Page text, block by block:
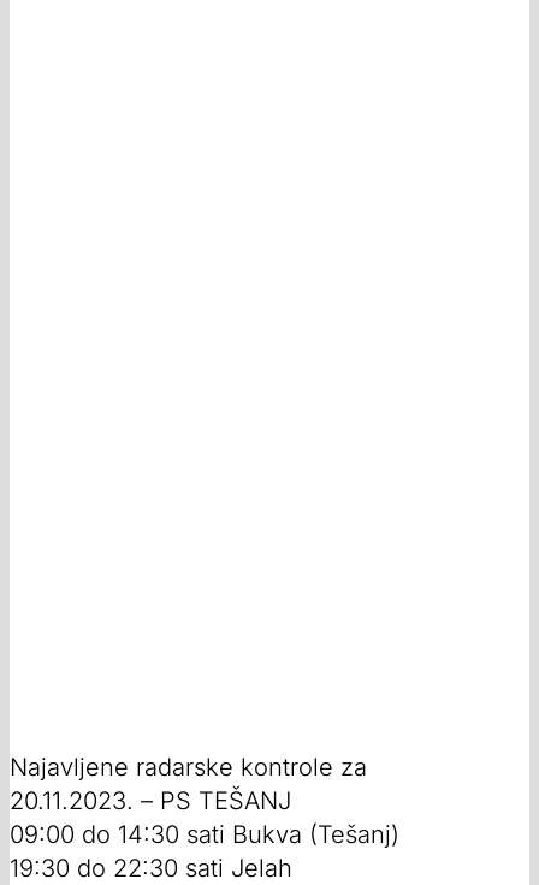
Najavljene radarske kontrole za
20.11.2023. – PS TEŠANJ
09:00 do 14:30 sati Bukva (Tešanj)
19:30 do 22:30 sati Jelah